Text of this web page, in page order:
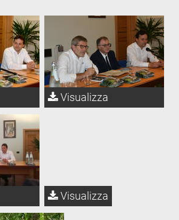
Visualizza
Visualizza